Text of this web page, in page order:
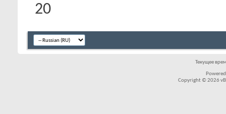
20
Текущее
Copyright © 2026